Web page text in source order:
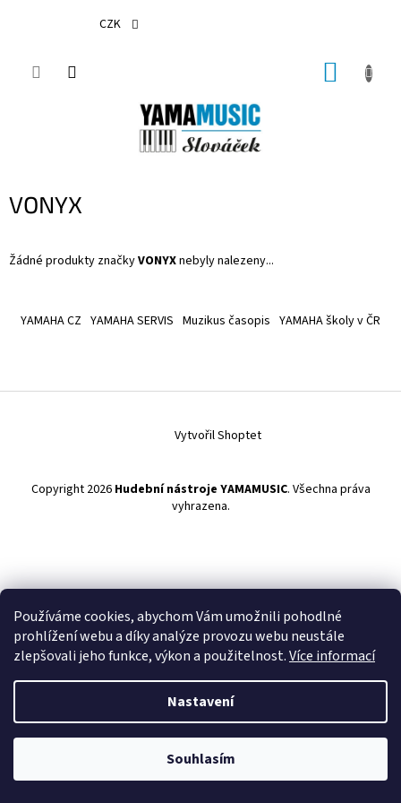
Používáme cookies, abychom Vám umožnili pohodlné
prohlížení webu a díky analýze provozu webu neustále
zlepšovali jeho funkce, výkon a použitelnost.Více informací
Nastavení
Souhlasím
CZK
VONYX
Žádné produkty značkyVONYXnebyly nalezeny...
í
YAMAHA CZ YAMAHA SERVIS Muzikus časopis YAMAHA školy v ČR
Vytvořil Shoptet
Copyright 2026 Hudební nástroje YAMAMUSIC. Všechna práva
vyhrazena.